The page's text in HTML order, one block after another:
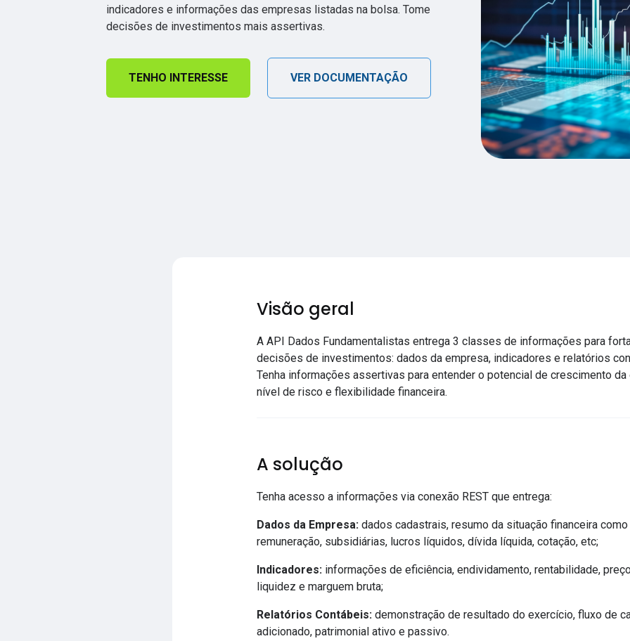
indicadores e informações das empresas listadas na bolsa. Tome
decisões de investimentos mais assertivas.
TENHO INTERESSE VER DOCUMENTAÇÃO
Visão geral
A API Dados Fundamentalistas entrega 3 classes de informações para
decisões de investimentos: dados da empresa, indicadores e relatórios
Tenha informações assertivas para entender o potencial de crescimento da
nível de risco e flexibilidade financeira.
A solução
Tenha acesso a informações via conexão REST que entrega:
Dados da Empresa: dados cadastrais, resumo da situação financeira
remuneração, subsidiárias, lucros líquidos, dívida líquida, cotação, etc;
Indicadores: informações de eficiência, endividamento, rentabilidade,
liquidez e marguem bruta;
Relatórios Contábeis: demonstração de resultado do exercício, fluxo de
adicionado, patrimonial ativo e passivo.